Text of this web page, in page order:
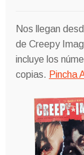
Nos llegan
de Creepy
incluye los
copias. Pincha